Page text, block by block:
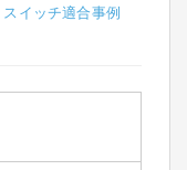
スイッチ適合事例